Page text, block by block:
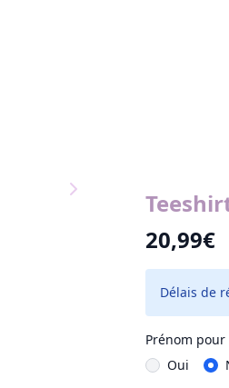
20,99€
Délais de
Prénom
Oui